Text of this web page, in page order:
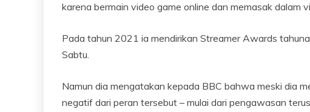
karena bermain video game online dan memasak dalam
Pada tahun 2021 ia mendirikan Streamer Awards
Sabtu.
Namun dia mengatakan kepada BBC bahwa meski dia
negatif dari peran tersebut – mulai dari pengawasan